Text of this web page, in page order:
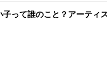
子って誰のこと？アーティ